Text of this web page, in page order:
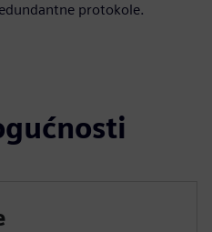
protokole.